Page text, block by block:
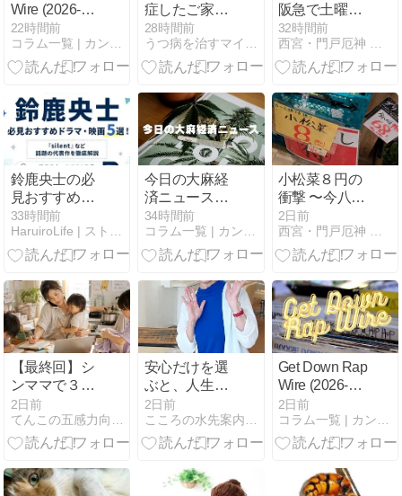
Wire (2026-08-
09 JST)
22時間前
コラム一覧 | カンナビノイド専門店 リキッド通販ショップ
症したご家族
に向けて、そ
の対策と応援
メッセージ
28時間前
うつ病を治すマインドフネス心理療法 | マインドフルメイト
阪急で土曜日
限定販売の食
パンを購入 〜
宝塚「パンネ
32時間前
西宮・門戸厄神 はりねずみのハリー鍼灸院
鈴鹿央士の必
見おすすめド
ラマ・映画5
選！『silent』
など話題の代
説
33時間前
HaruiroLife | ストレスリリース情報館
今日の大麻経
済ニュース
(2026-08-09
JST)
34時間前
コラム一覧 | カンナビノイド専門店 リキッド通販ショップ
小松菜８円の
衝撃 〜今八商
店＠神戸三宮
さんちかホー
ル〜
2日前
西宮・門戸厄神 はりねずみのハリー鍼灸院
【最終回】シ
ンママで３人
の子どもをど
うやって育て
てきたの？と
答えします♪
2日前
安心だけを選
ぶと、人生は
止まる。
2日前
Get Down Rap
Wire (2026-08-
08 JST)
2日前